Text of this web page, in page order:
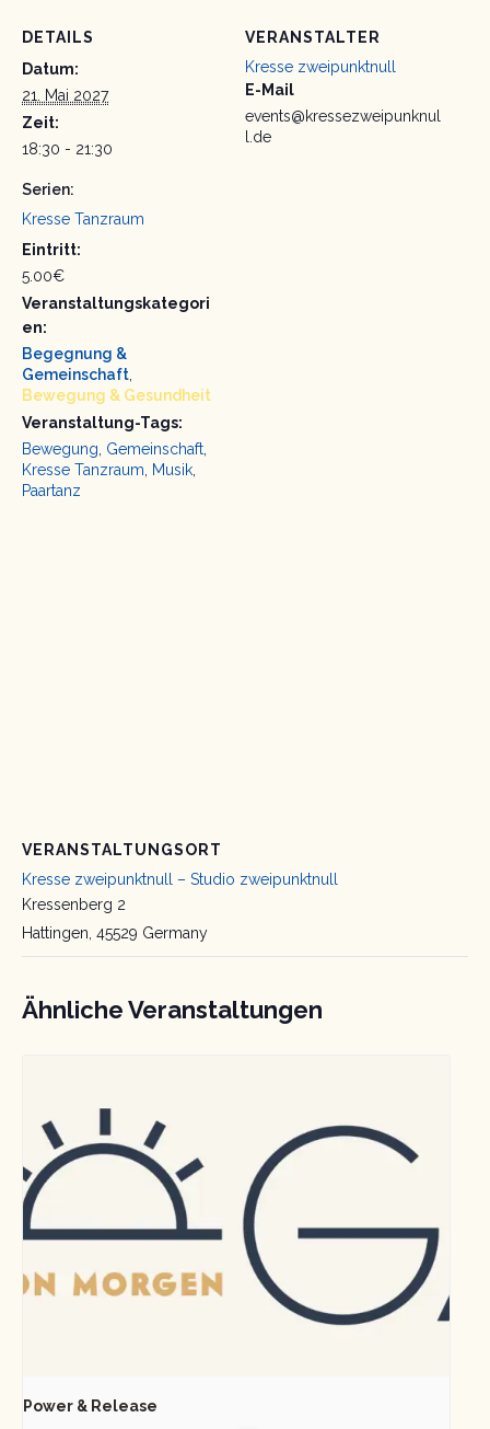
DETAILS
Datum:
21. Mai 2027
Zeit:
18:30 - 21:30
Serien:
Kresse Tanzraum
Eintritt:
5.00€
Veranstaltungskategori
en:
Begegnung &
Gemeinschaft,
Bewegung & Gesundheit
Veranstaltung-Tags:
Bewegung, Gemeinschaft,
Kresse Tanzraum, Musik,
Paartanz
VERANSTALTER
Kresse zweipunktnull
E-Mail
events@kressezweipunknul
l.de
VERANSTALTUNGSORT
Kresse zweipunktnull – Studio zweipunktnull
Kressenberg 2
Hattingen, 45529 Germany
Ähnliche Veranstaltungen
Power & Release